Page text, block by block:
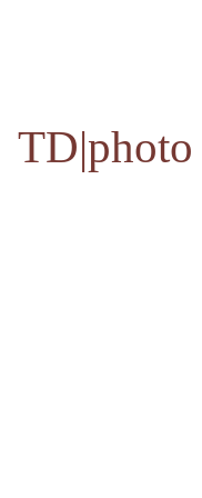
TD|photo